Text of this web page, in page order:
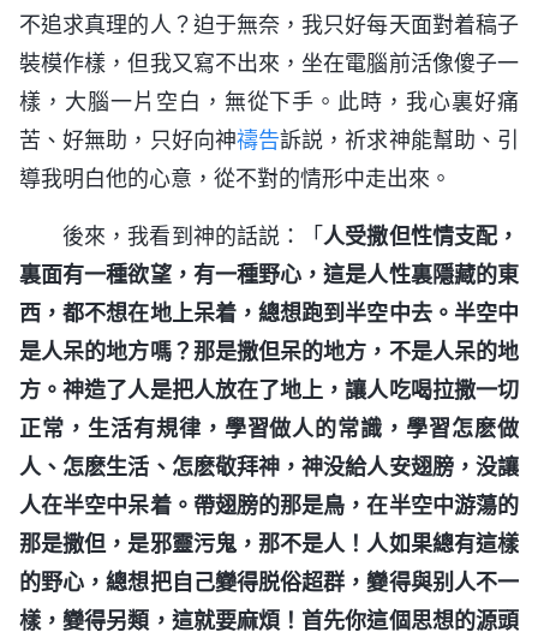
不追求真理的人？迫于無奈，我只好每天面對着稿子
裝模作樣，但我又寫不出來，坐在電腦前活像傻子一
樣，大腦一片空白，無從下手。此時，我心裏好痛
苦、好無助，只好向神禱告訴説，祈求神能幫助、引
導我明白他的心意，從不對的情形中走出來。
後來，我看到神的話説：「人受撒但性情支配，
裏面有一種欲望，有一種野心，這是人性裏隱藏的東
西，都不想在地上呆着，總想跑到半空中去。半空中
是人呆的地方嗎？那是撒但呆的地方，不是人呆的地
方。神造了人是把人放在了地上，讓人吃喝拉撒一切
正常，生活有規律，學習做人的常識，學習怎麽做
人、怎麽生活、怎麽敬拜神，神没給人安翅膀，没讓
人在半空中呆着。帶翅膀的那是鳥，在半空中游蕩的
那是撒但，是邪靈污鬼，那不是人！人如果總有這樣
的野心，總想把自己變得脱俗超群，變得與别人不一
樣，變得另類，這就要麻煩！首先你這個思想的源頭